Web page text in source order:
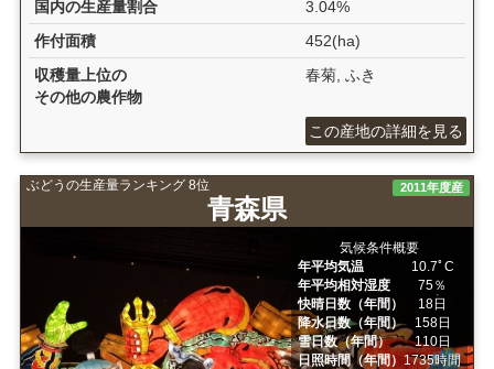
国内の生産量割合
3.04%
作付面積
452(ha)
収穫量上位の
その他の農作物
春菊, ふき
この産地の詳細を見る
ぶどうの生産量ランキング 8位
青森県
2011年度産
気候条件概要
年平均気温
10.7ﾟC
年平均相対湿度
75％
快晴日数（年間）
18日
降水日数（年間）
158日
雪日数（年間）
110日
日照時間（年間） 1735時間